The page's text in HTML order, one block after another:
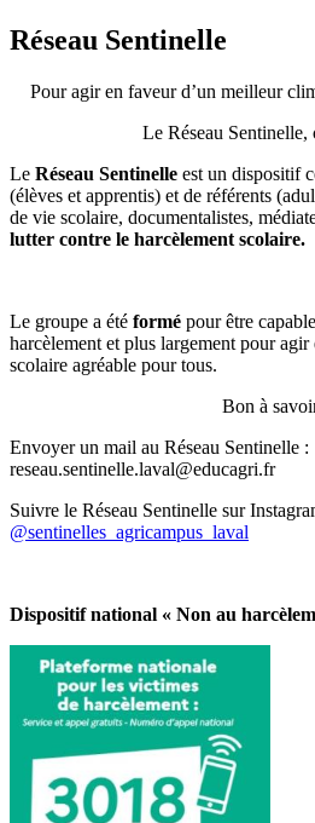
Réseau Sentinelle
Pour agir en faveur d’un meilleur
Le Réseau Sentinelle,
Le Réseau Sentinelle est un dispositif
(élèves et apprentis) et de référents
de vie scolaire, documentalistes,
lutter contre le harcèlement scolaire.
Le groupe a été formé pour être
harcèlement et plus largement pour
scolaire agréable pour tous.
Bon à
Envoyer un mail au Réseau Sentinelle :
reseau.sentinelle.laval@educagri.fr
Suivre le Réseau Sentinelle sur
@sentinelles_agricampus_laval
Dispositif national « Non au